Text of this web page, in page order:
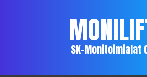
SK-Monitoimialat